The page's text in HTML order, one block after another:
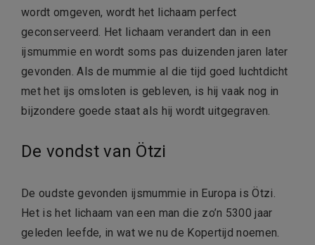
wordt omgeven, wordt het lichaam perfect
geconserveerd. Het lichaam verandert dan in een
ijsmummie en wordt soms pas duizenden jaren later
gevonden. Als de mummie al die tijd goed luchtdicht
met het ijs omsloten is gebleven, is hij vaak nog in
bijzondere goede staat als hij wordt uitgegraven.
De vondst van Ötzi
De oudste gevonden ijsmummie in Europa is Ötzi.
Het is het lichaam van een man die zo’n 5300 jaar
geleden leefde, in wat we nu de Kopertijd noemen.